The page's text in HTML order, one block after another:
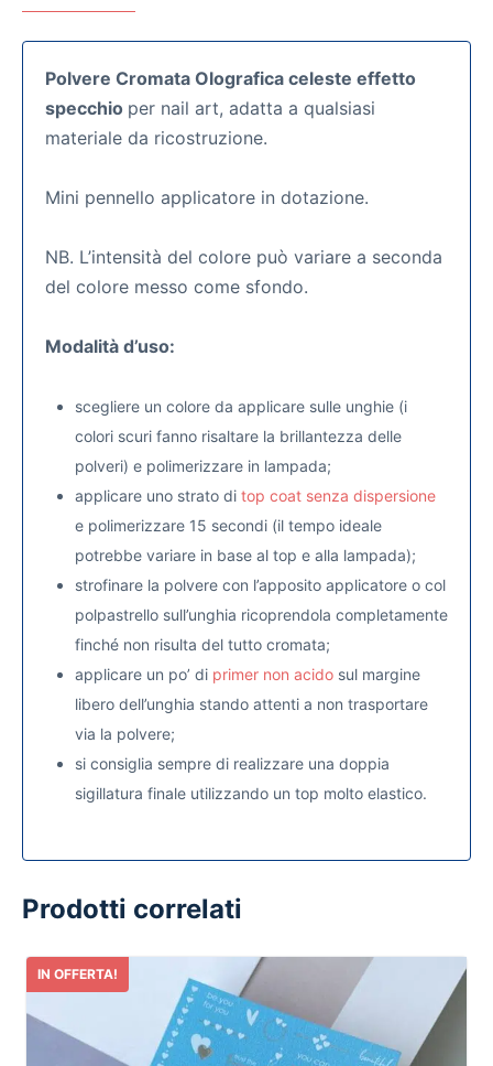
Polvere Cromata Olografica celeste effetto
specchio per nail art, adatta a qualsiasi
materiale da ricostruzione.
Mini pennello applicatore in dotazione.
NB. L’intensità del colore può variare a seconda
del colore messo come sfondo.
Modalità d’uso:
scegliere un colore da applicare sulle unghie (i
colori scuri fanno risaltare la brillantezza delle
polveri) e polimerizzare in lampada;
applicare uno strato di top coat senza dispersione
e polimerizzare 15 secondi (il tempo ideale
potrebbe variare in base al top e alla lampada);
strofinare la polvere con l’apposito applicatore o col
polpastrello sull’unghia ricoprendola completamente
finché non risulta del tutto cromata;
applicare un po’ di primer non acido sul margine
libero dell’unghia stando attenti a non trasportare
via la polvere;
si consiglia sempre di realizzare una doppia
sigillatura finale utilizzando un top molto elastico.
Prodotti correlati
IN OFFERTA!